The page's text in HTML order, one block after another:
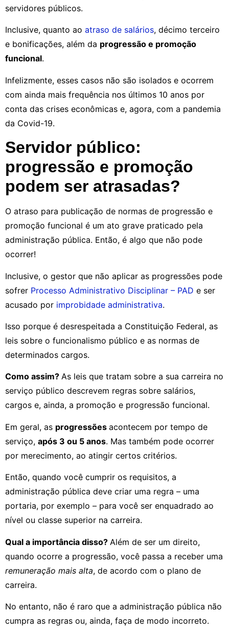
servidores públicos.
Inclusive, quanto ao atraso de salários, décimo terceiro
e bonificações, além da progressão e promoção
funcional.
Infelizmente, esses casos não são isolados e ocorrem
com ainda mais frequência nos últimos 10 anos por
conta das crises econômicas e, agora, com a pandemia
da Covid-19.
Servidor público:
progressão e promoção
podem ser atrasadas?
O atraso para publicação de normas de progressão e
promoção funcional é um ato grave praticado pela
administração pública. Então, é algo que não pode
ocorrer!
Inclusive, o gestor que não aplicar as progressões pode
sofrer Processo Administrativo Disciplinar – PAD e ser
acusado por improbidade administrativa.
Isso porque é desrespeitada a Constituição Federal, as
leis sobre o funcionalismo público e as normas de
determinados cargos.
Como assim? As leis que tratam sobre a sua carreira no
serviço público descrevem regras sobre salários,
cargos e, ainda, a promoção e progressão funcional.
Em geral, as progressões acontecem por tempo de
serviço, após 3 ou 5 anos. Mas também pode ocorrer
por merecimento, ao atingir certos critérios.
Então, quando você cumprir os requisitos, a
administração pública deve criar uma regra – uma
portaria, por exemplo – para você ser enquadrado ao
nível ou classe superior na carreira.
Qual a importância disso? Além de ser um direito,
quando ocorre a progressão, você passa a receber uma
remuneração mais alta, de acordo com o plano de
carreira.
No entanto, não é raro que a administração pública não
cumpra as regras ou, ainda, faça de modo incorreto.